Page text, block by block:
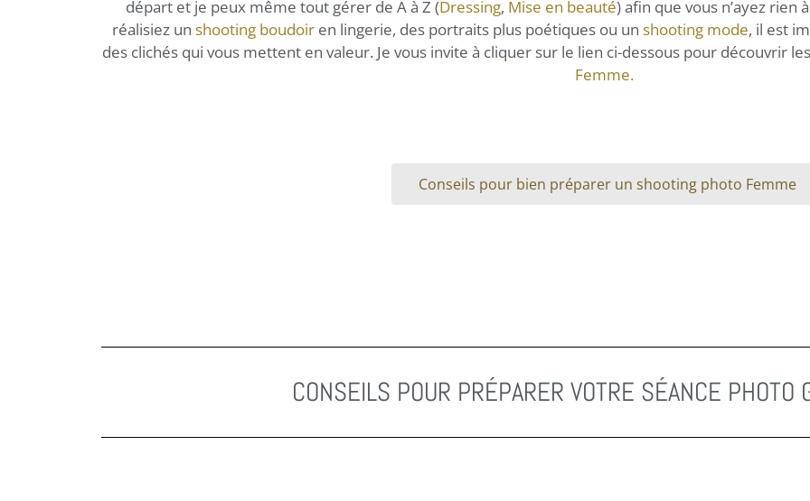
départ et je peux même tout gérer de A à Z (Dressing, Mise en beauté) afin que vous n’ayez rien
réalisiez un shooting boudoir en lingerie, des portraits plus poétiques ou un shooting mode, il est
des clichés qui vous mettent en valeur. Je vous invite à cliquer sur le lien ci-dessous pour découvrir
Femme.
Conseils pour bien préparer un shooting photo Femme
CONSEILS POUR PRÉPARER VOTRE SÉANCE PHOTO